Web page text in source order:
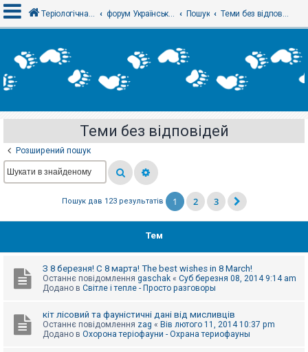
х
і
е
с
т
р
я
е
и
з
Теріологічна школа форум Українського теріологічного товариства Пошук Теми без відповідей
Теми без відповідей
Розширений пошук
Пошук дав 123 результатів 1 2 3
Тем
З 8 березня! С 8 марта! The best wishes in 8 March!
Останнє повідомлення gaschak « Суб березня 08, 2014 9:14 am
Додано в Світле і тепле - Просто разговоры
кіт лісовий та фауністичні дані від мисливців
Останнє повідомлення zag « Вів лютого 11, 2014 10:37 pm
Додано в Охорона теріофауни - Охрана териофауны